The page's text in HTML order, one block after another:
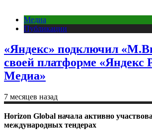
Медиа
Публикации
«Яндекс» подключил
своей платформе «Яндекс
Медиа»
7 месяцев назад
Horizon Global начала активно
международных тендерах